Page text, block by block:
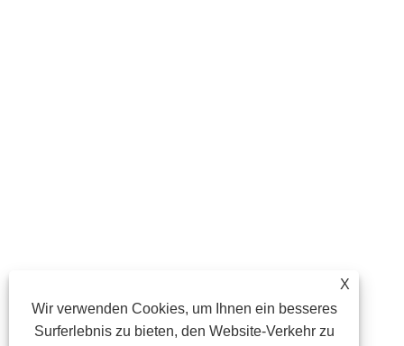
X
Wir verwenden Cookies, um Ihnen ein besseres
Surferlebnis zu bieten, den Website-Verkehr zu